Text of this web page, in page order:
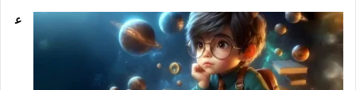
ع